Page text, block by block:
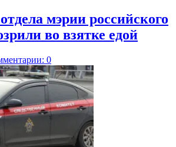
мэрии российского
во взятке едой
0